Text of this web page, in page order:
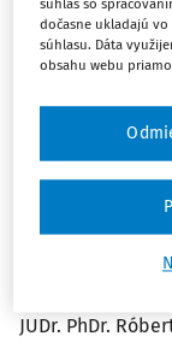
Zoradiť podľa
:
Najnovšie
ČLÁNKY
Martin
rokoch 1945
Martin Skaloš,
práva v rokoch
JUDr. PhDr.
súhlas so
dočasne ukladajú
súhlasu. Dáta
obsahu webu